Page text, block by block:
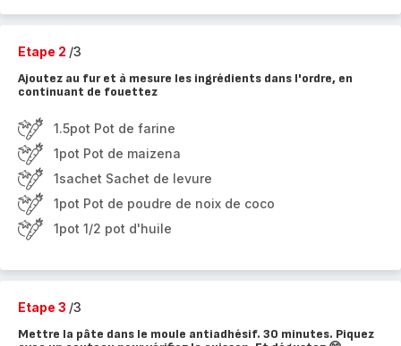
Etape 2 /3
Ajoutez au fur et à mesure les ingrédients dans l'ordre, en
continuant de fouettez
1.5pot Pot de farine
1pot Pot de maizena
1sachet Sachet de levure
1pot Pot de poudre de noix de coco
1pot 1/2 pot d'huile
Etape 3 /3
Mettre la pâte dans le moule antiadhésif. 30 minutes. Piquez